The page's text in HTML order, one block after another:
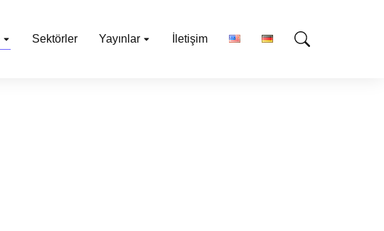
Sektörler Yayınlar İletişim